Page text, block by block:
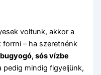
voltunk, akkor a
– ha szeretnénk
bugyogó, sós vízbe
pedig mindig figyeljünk,